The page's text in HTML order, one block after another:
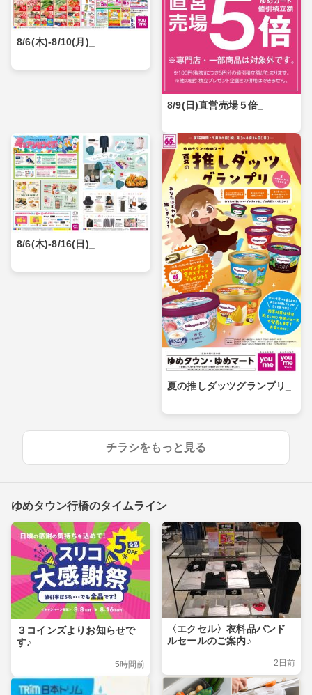
8/6(木)-8/10(月)_
8/9(日)直営売場５倍_
8/6(木)-8/16(日)_
夏の推しダッツグランプリ_
チラシをもっと見る
ゆめタウン行橋のタイムライン
３コインズよりお知らせで
す♪
5時間前
〈エクセル〉衣料品バンド
ルセールのご案内♪
2日前